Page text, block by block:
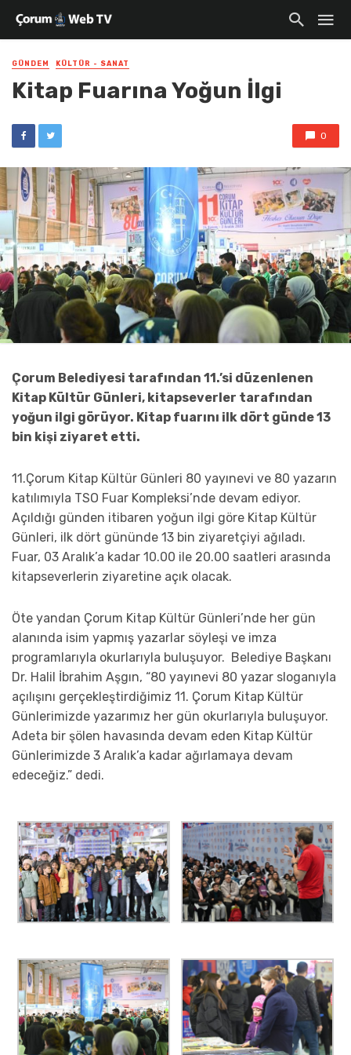
GÜNDEM KÜLTÜR - SANAT
Kitap Fuarına Yoğun İlgi
0
Çorum Belediyesi tarafından 11.’si düzenlenen
Kitap Kültür Günleri, kitapseverler tarafından
yoğun ilgi görüyor. Kitap fuarını ilk dört günde 13
bin kişi ziyaret etti.
11.Çorum Kitap Kültür Günleri 80 yayınevi ve 80 yazarın
katılımıyla TSO Fuar Kompleksi’nde devam ediyor.
Açıldığı günden itibaren yoğun ilgi göre Kitap Kültür
Günleri, ilk dört gününde 13 bin ziyaretçiyi ağıladı.
Fuar, 03 Aralık’a kadar 10.00 ile 20.00 saatleri arasında
kitapseverlerin ziyaretine açık olacak.
Öte yandan Çorum Kitap Kültür Günleri’nde her gün
alanında isim yapmış yazarlar söyleşi ve imza
programlarıyla okurlarıyla buluşuyor. Belediye Başkanı
Dr. Halil İbrahim Aşgın, “80 yayınevi 80 yazar sloganıyla
açılışını gerçekleştirdiğimiz 11. Çorum Kitap Kültür
Günlerimizde yazarımız her gün okurlarıyla buluşuyor.
Adeta bir şölen havasında devam eden Kitap Kültür
Günlerimizde 3 Aralık’a kadar ağırlamaya devam
edeceğiz.” dedi.